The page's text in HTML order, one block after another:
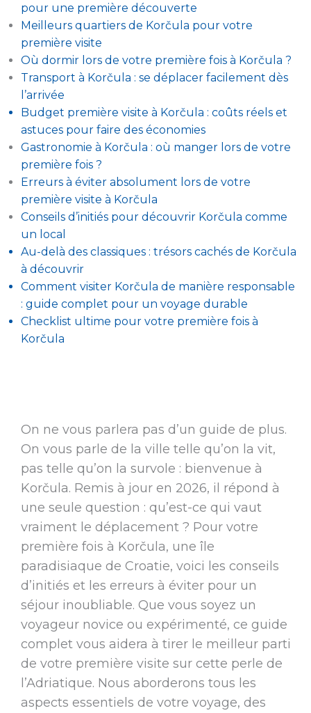
pour une première découverte
Meilleurs quartiers de Korčula pour votre
première visite
Où dormir lors de votre première fois à Korčula ?
Transport à Korčula : se déplacer facilement dès
l’arrivée
Budget première visite à Korčula : coûts réels et
astuces pour faire des économies
Gastronomie à Korčula : où manger lors de votre
première fois ?
Erreurs à éviter absolument lors de votre
première visite à Korčula
Conseils d’initiés pour découvrir Korčula comme
un local
Au-delà des classiques : trésors cachés de Korčula
à découvrir
Comment visiter Korčula de manière responsable
: guide complet pour un voyage durable
Checklist ultime pour votre première fois à
Korčula
On ne vous parlera pas d’un guide de plus.
On vous parle de la ville telle qu’on la vit,
pas telle qu’on la survole : bienvenue à
Korčula. Remis à jour en 2026, il répond à
une seule question : qu’est-ce qui vaut
vraiment le déplacement ? Pour votre
première fois à Korčula, une île
paradisiaque de Croatie, voici les conseils
d’initiés et les erreurs à éviter pour un
séjour inoubliable. Que vous soyez un
voyageur novice ou expérimenté, ce guide
complet vous aidera à tirer le meilleur parti
de votre première visite sur cette perle de
l’Adriatique. Nous aborderons tous les
aspects essentiels de votre voyage, des